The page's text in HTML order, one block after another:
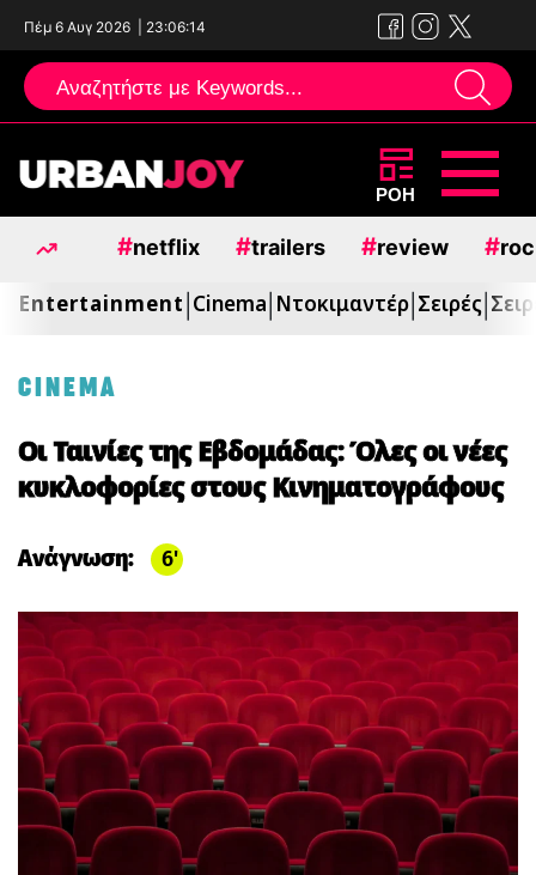
Πέμ 6 Αυγ 2026 23:06:16
Μεταπηδήστε
περιεχόμενο
ΡΟΗ
#netflix #trailers #review #
Entertainment Cinema Ντοκιμαντέρ Σειρές
CINEMA
Οι Ταινίες της Εβδομάδας: Όλες οι νέες
κυκλοφορίες στους Κινηματογράφους
Ανάγνωση: 6